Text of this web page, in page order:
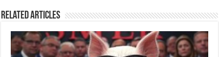
Related Articles